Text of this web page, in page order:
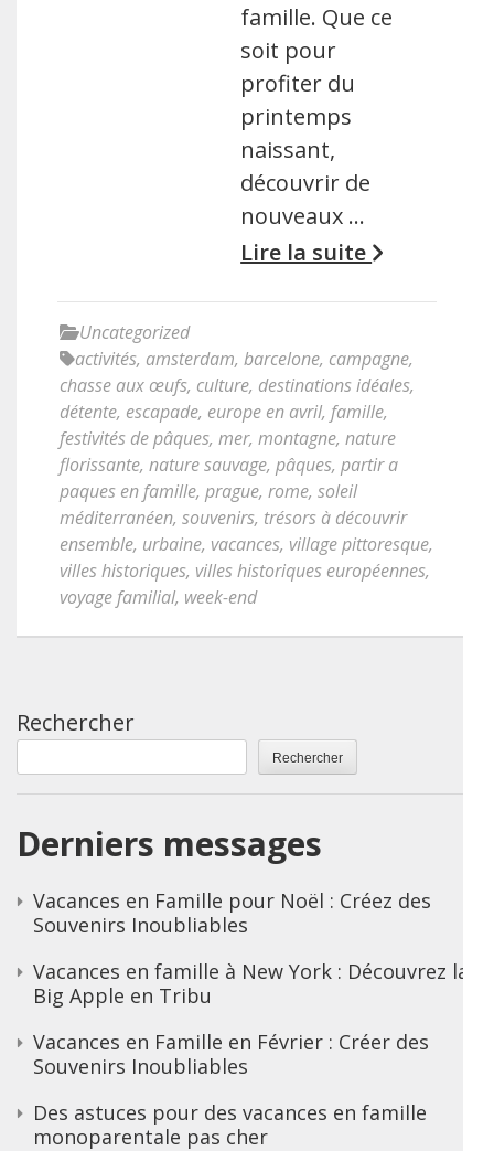
famille. Que ce
soit pour
profiter du
printemps
naissant,
découvrir de
nouveaux …
Lire la suite
Uncategorized
activités, amsterdam, barcelone, campagne,
chasse aux œufs, culture, destinations idéales,
détente, escapade, europe en avril, famille,
festivités de pâques, mer, montagne, nature
florissante, nature sauvage, pâques, partir a
paques en famille, prague, rome, soleil
méditerranéen, souvenirs, trésors à découvrir
ensemble, urbaine, vacances, village pittoresque,
villes historiques, villes historiques européennes,
voyage familial, week-end
Rechercher
Rechercher
Derniers messages
Vacances en Famille pour Noël : Créez des
Souvenirs Inoubliables
Vacances en famille à New York : Découvrez la
Big Apple en Tribu
Vacances en Famille en Février : Créer des
Souvenirs Inoubliables
Des astuces pour des vacances en famille
monoparentale pas cher